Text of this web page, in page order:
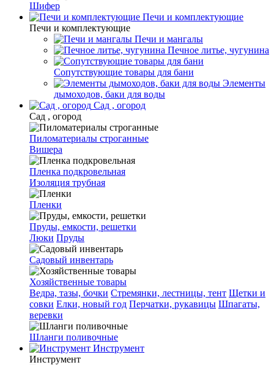
Шифер
Печи и комплектующие
Печи и комплектующие
Печи и мангалы
Печное литье, чугунина
Сопутствующие товары для бани
Элементы
дымоходов, баки для воды
Сад , огород
Сад , огород
Пиломатериалы строганные
Вишера
Пленка подкровельная
Изоляция трубная
Пленки
Пруды, емкости, решетки
Люки Пруды
Садовый инвентарь
Хозяйственные товары
Ведра, тазы, бочки Стремянки, лестницы, тент Щетки и
совки Елки, новый год Перчатки, рукавицы Шпагаты,
веревки
Шланги поливочные
Инструмент
Инструмент